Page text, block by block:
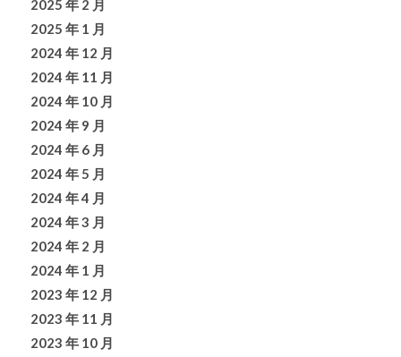
2025 年 2 月
2025 年 1 月
2024 年 12 月
2024 年 11 月
2024 年 10 月
2024 年 9 月
2024 年 6 月
2024 年 5 月
2024 年 4 月
2024 年 3 月
2024 年 2 月
2024 年 1 月
2023 年 12 月
2023 年 11 月
2023 年 10 月